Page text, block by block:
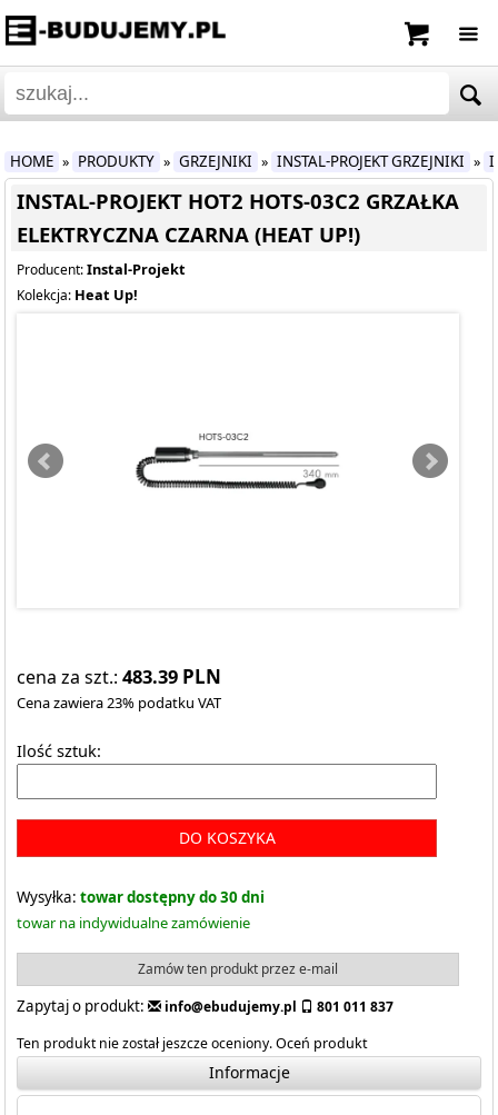
HOME » PRODUKTY » GRZEJNIKI » INSTAL-PROJEKT GRZEJNIKI »
INSTAL-PROJEKT HOT2 HOTS-03C2 GRZAŁKA
ELEKTRYCZNA CZARNA (HEAT UP!)
Producent:Instal-Projekt
Kolekcja: Heat Up!
cena za szt.:483.39 PLN
Cena zawiera 23% podatku VAT
Ilość sztuk:
DO KOSZYKA
Wysyłka: towar dostępny do 30 dni
towar na indywidualne zamówienie
Zamów ten produkt przez e-mail
Zapytaj o produkt: info@ebudujemy.pl
801 011 837
Ten produkt nie został jeszcze oceniony.Oceń produkt
Informacje